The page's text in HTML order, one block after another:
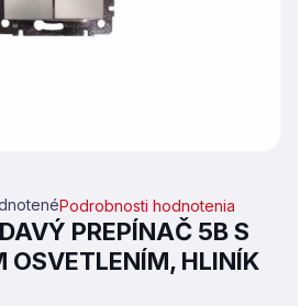
je 0,0 z 5 hviezdičiek.
Podrobnosti hodnotenia
PREPÍNAČ 5B S
OSVETLENÍM, HLINÍK